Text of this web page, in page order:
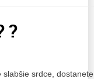
?
srdce,